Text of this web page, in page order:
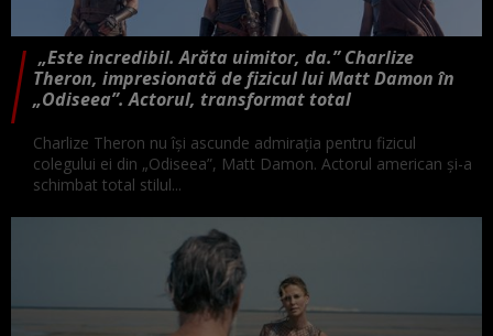
„Este incredibil. Arăta uimitor, da.” Charlize
Theron, impresionată de fizicul lui Matt Damon în
„Odiseea”. Actorul, transformat total
Charlize Theron nu își ascunde admirația pentru fizicul
colegului ei din „Odiseea”, Matt Damon. Actorul american și-a
schimbat total stilul...